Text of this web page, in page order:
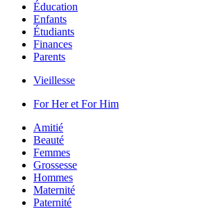
Éducation
Enfants
Étudiants
Finances
Parents
Vieillesse
For Her et For Him
Amitié
Beauté
Femmes
Grossesse
Hommes
Maternité
Paternité